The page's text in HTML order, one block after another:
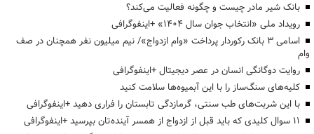
بانک شیر مادر چیست و چگونه فعالیت می‌کند؟
رویداد ملی «انتخاب جوان سال ۱۴۰۴» +اینفوگرافی
اسامی ۳ بانک رکوردار پرداخت «وام ازدواج»/ نیم میلیون نفر همچنان در صف
وام
روایت دوگانگی انسان در عصر دیجیتال +اینفوگرافی
کلیه‌های سنگ‌ساز را با این آبمیوه‌ها سلامت کنید
با این شربت‌های طب سنتی، گرمازدگی تابستان را فراری دهید +اینفوگرافی
۱۱ سوال کلیدی که باید قبل از ازدواج از همسر آینده‌تان بپرسید +اینفوگرافی